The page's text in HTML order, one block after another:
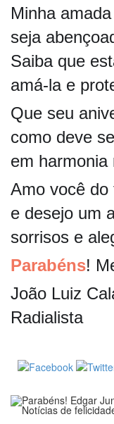
Minha
seja
Saiba que
amá-la e
Que seu
como deve
em harmonia
Amo você do
e desejo um
sorrisos e
Parabéns!
João Luiz
Radialista